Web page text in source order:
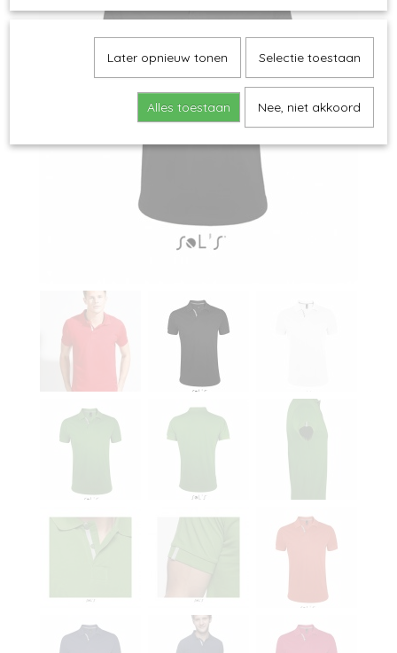
Later opnieuw tonen Selectie toestaan
Alles toestaan Nee, niet akkoord